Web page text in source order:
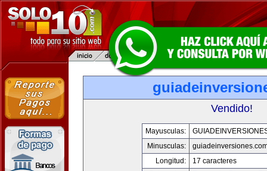
Vendido!
Mayusculas:
Minusculas:
Longitud:
17 caracteres